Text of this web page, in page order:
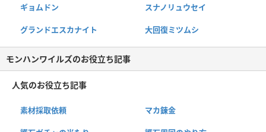
ギョムドン スナノリュウセイ
グランドエスカナイト 大回復ミツムシ
モンハンワイルズのお役立ち記事
人気のお役立ち記事
素材採取依頼 マカ錬金